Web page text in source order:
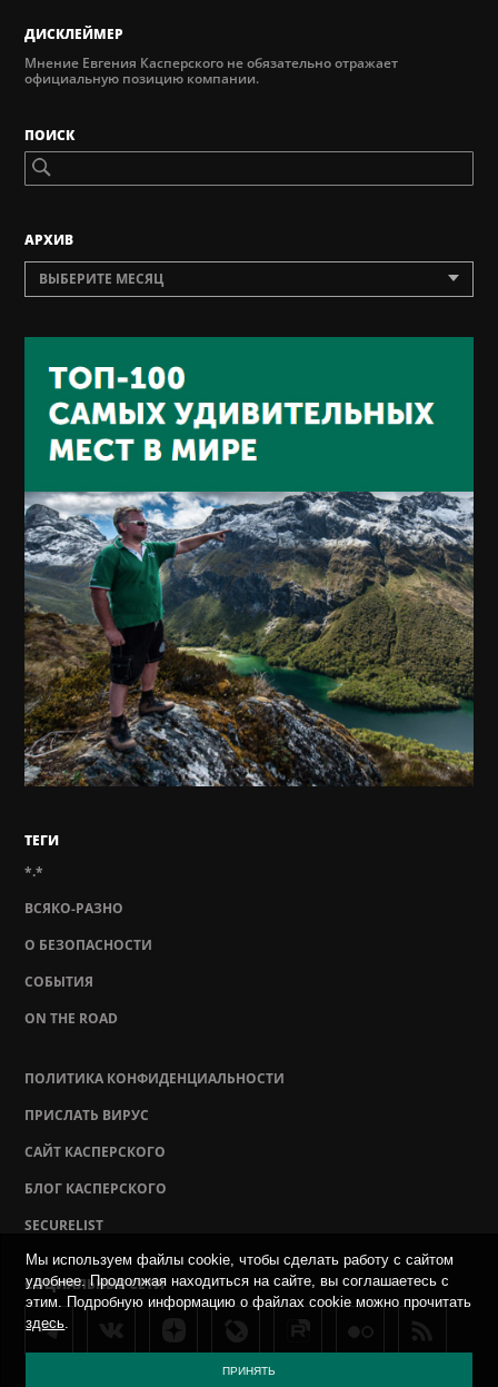
ДИСКЛЕЙМЕР
Мнение Евгения Касперского не обязательно отражает
официальную позицию компании.
ПОИСК
AРХИВ
ВЫБЕРИТЕ МЕСЯЦ
ТЕГИ
*.*
ВСЯКО-РАЗНО
О БЕЗОПАСНОСТИ
СОБЫТИЯ
ON THE ROAD
ПОЛИТИКА КОНФИДЕНЦИАЛЬНОСТИ
ПРИСЛАТЬ ВИРУС
САЙТ КАСПЕРСКОГО
БЛОГ КАСПЕРСКОГО
SECURELIST
СОЦИАЛЬНЫЕ СЕТИ
Мы используем файлы cookie, чтобы сделать работу с сайтом
удобнее. Продолжая находиться на сайте, вы соглашаетесь с
этим. Подробную информацию о файлах cookie можно прочитать
здесь.
ПРИНЯТЬ